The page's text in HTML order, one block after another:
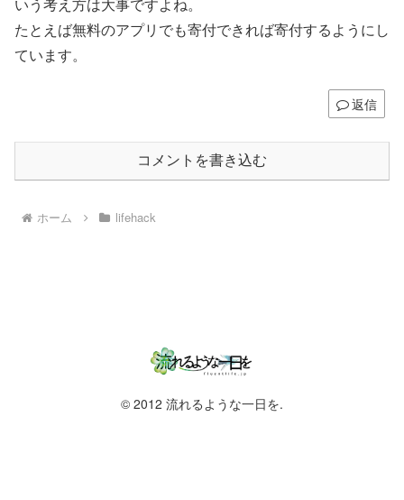
たとえば無料のアプリでも寄付できれば寄付するようにし
ています。
返信
コメントを書き込む
ホーム lifehack
© 2012 流れるような一日を.